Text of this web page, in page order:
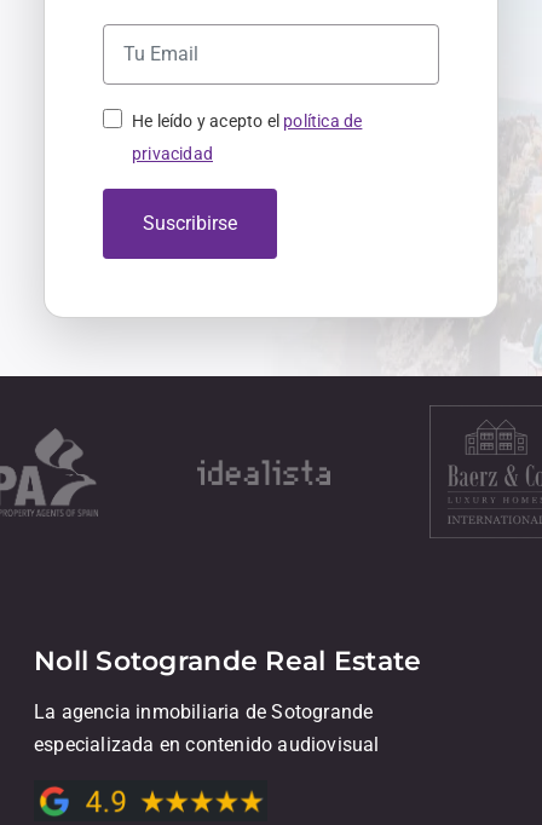
He leído y acepto el política de
privacidad
Suscribirse
Noll Sotogrande Real Estate
La agencia inmobiliaria de Sotogrande
especializada en contenido audiovisual